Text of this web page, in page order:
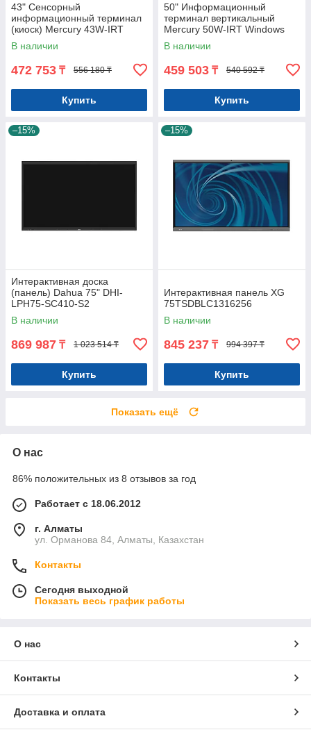
43" Сенсорный
информационный терминал
(киоск) Mercury 43W-IRT
Windows Арт.7830
В наличии
472 753 ₸ 556 180 ₸
Купить
50" Информационный
терминал вертикальный
Mercury 50W-IRT Windows
Арт.7831
В наличии
459 503 ₸ 540 592 ₸
Купить
–15%
Интерактивная доска
(панель) Dahua 75" DHI-
LPH75-SC410-S2
В наличии
869 987 ₸ 1 023 514 ₸
Купить
–15%
Интерактивная панель XG
75TSDBLC1316256
В наличии
845 237 ₸ 994 397 ₸
Купить
Показать ещё
О нас
86% положительных из 8 отзывов за год
Работает с 18.06.2012
г. Алматы
ул. Орманова 84, Алматы, Казахстан
Контакты
Сегодня выходной
Показать весь график работы
О нас
Контакты
Доставка и оплата